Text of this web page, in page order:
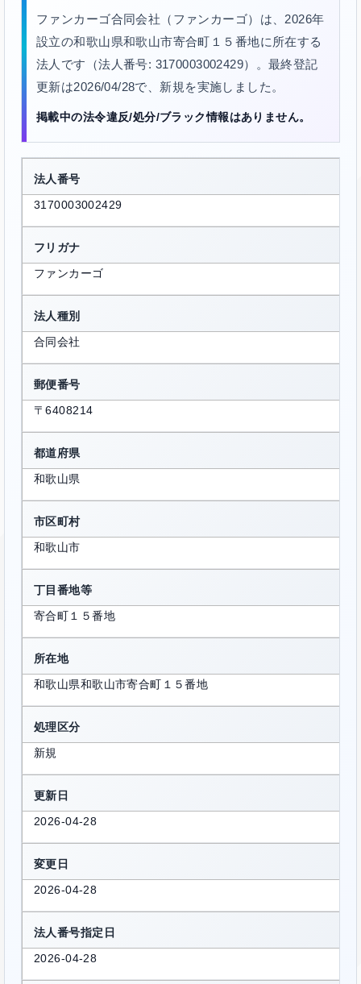
ファンカーゴ合同会社（ファンカーゴ）は、2026年
設立の和歌山県和歌山市寄合町１５番地に所在する
法人です（法人番号: 3170003002429）。最終登記
更新は2026/04/28で、新規を実施しました。
掲載中の法令違反/処分/ブラック情報はありません。
法人番号
3170003002429
フリガナ
ファンカーゴ
法人種別
合同会社
郵便番号
〒6408214
都道府県
和歌山県
市区町村
和歌山市
丁目番地等
寄合町１５番地
所在地
和歌山県和歌山市寄合町１５番地
処理区分
新規
更新日
2026-04-28
変更日
2026-04-28
法人番号指定日
2026-04-28